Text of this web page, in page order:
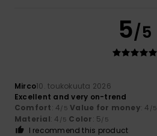
5/5
Mirco10. toukokuuta 2026
Excellent and very on-trend
Comfort: 4/5 Value for money: 4 /5
Material: 4 /5 Color: 5/5
I recommend this product